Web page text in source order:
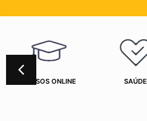
CURSOS ONLINE SAÚDE